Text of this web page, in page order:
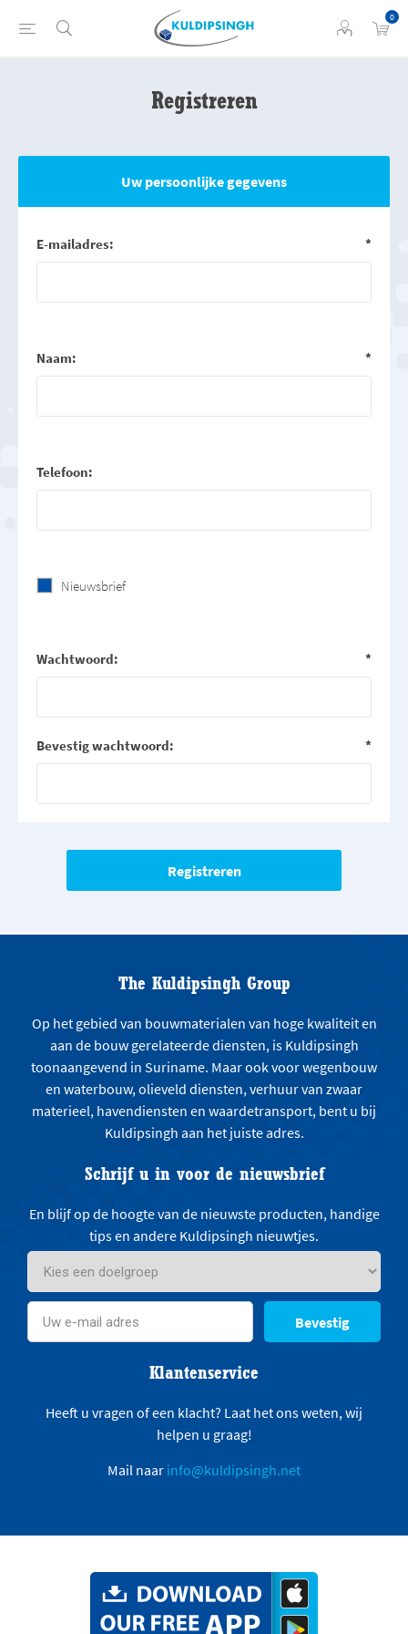
0
Registreren
Uw persoonlijke gegevens
E-mailadres: *
Naam: *
Telefoon:
Nieuwsbrief
Wachtwoord: *
Bevestig wachtwoord: *
The Kuldipsingh Group
Op het gebied van bouwmaterialen van hoge kwaliteit en
aan de bouw gerelateerde diensten, is Kuldipsingh
toonaangevend in Suriname. Maar ook voor wegenbouw
en waterbouw, olieveld diensten, verhuur van zwaar
materieel, havendiensten en waardetransport, bent u bij
Kuldipsingh aan het juiste adres.
Schrijf u in voor de nieuwsbrief
En blijf op de hoogte van de nieuwste producten, handige
tips en andere Kuldipsingh nieuwtjes.
Bevestig
Klantenservice
Heeft u vragen of een klacht? Laat het ons weten, wij
helpen u graag!
Mail naar info@kuldipsingh.net